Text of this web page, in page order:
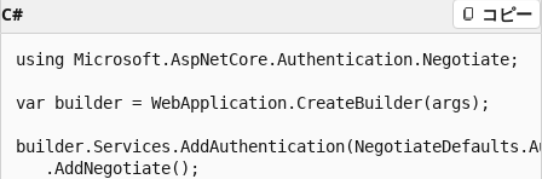
C# コピー
using Microsoft.AspNetCore.Authentication.Negotiate;
var builder = WebApplication.CreateBuilder(args);
   .AddNegotiate();